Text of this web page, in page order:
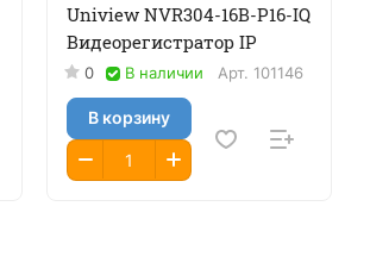
Uniview NVR304-16B-P16-IQ
Видеорегистратор IP
0 В наличии Арт. 101146
В корзину